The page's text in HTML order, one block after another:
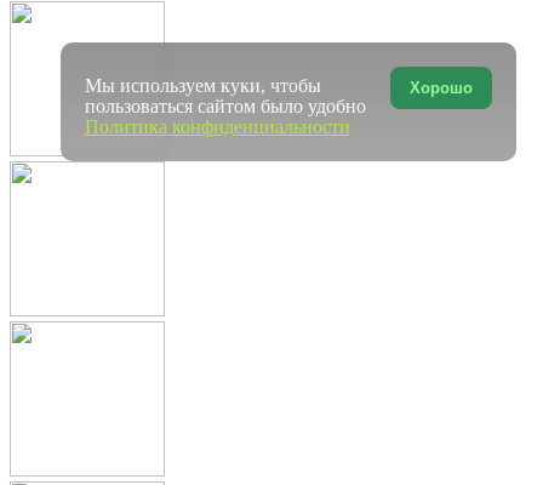
Хорошо
Мы используем куки, чтобы
пользоваться сайтом было удобно
Политика конфиденциальности